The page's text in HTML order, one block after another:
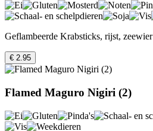
Geflambeerde Krabsticks, rijst, zeewier
€ 2.95
Flamed Maguro Nigiri (2)